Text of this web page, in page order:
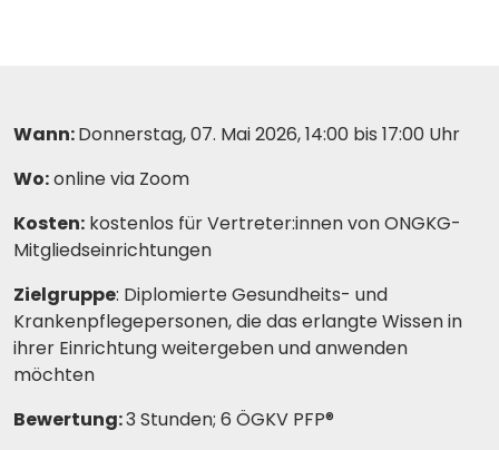
Wann:Donnerstag, 07. Mai 2026, 14:00 bis 17:00 Uhr
Wo:online via Zoom
Kosten: kostenlos für Vertreter:innen von ONGKG-
Mitgliedseinrichtungen
Zielgruppe: Diplomierte Gesundheits- und
Krankenpflegepersonen, die das erlangte Wissen in
ihrer Einrichtung weitergeben und anwenden
möchten
Bewertung:3 Stunden; 6 ÖGKV PFP®